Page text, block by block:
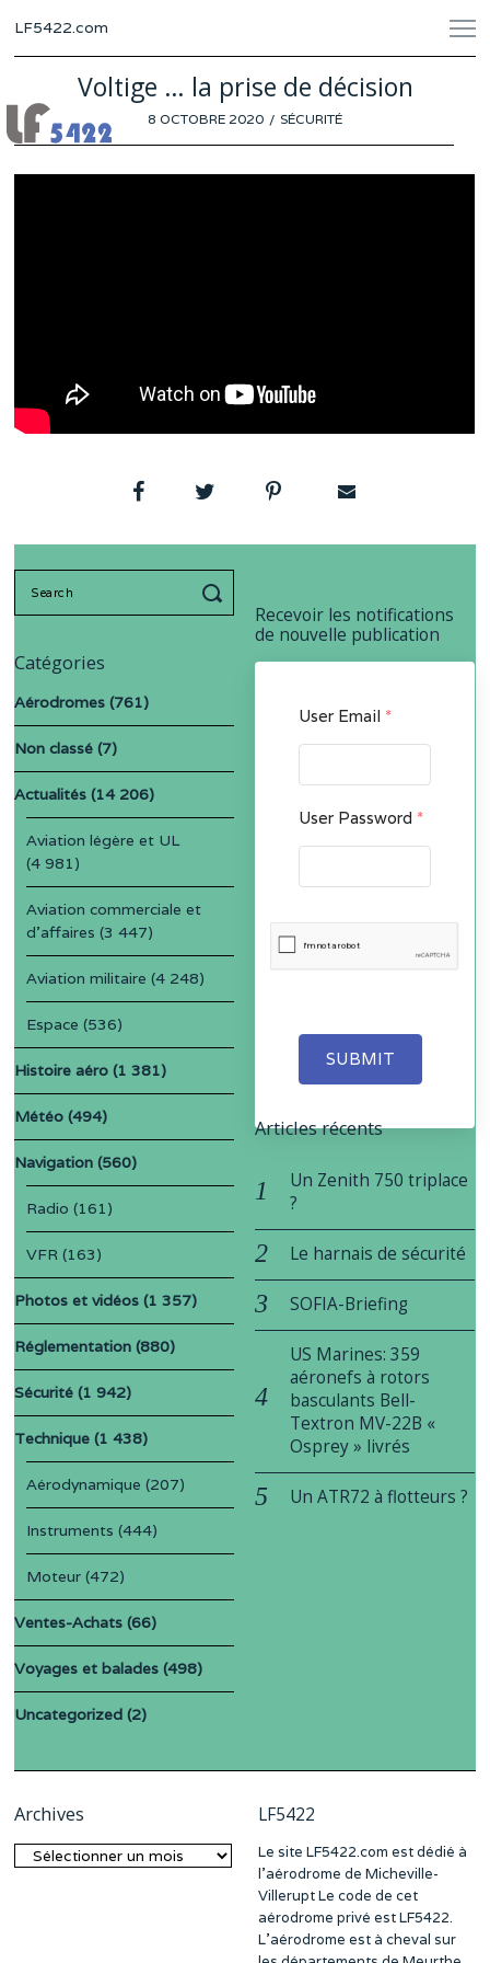
LF5422.com
Voltige … la prise de décision
POSTED
8 OCTOBRE 2020 SÉCURITÉ
Recevoir les notifications
de nouvelle publication
User Email *
User Password *
SUBMIT
Catégories
Aérodromes (761)
Non classé (7)
Actualités (14 206)
Aviation légère et UL
(4 981)
Aviation commerciale et
d'affaires (3 447)
Aviation militaire (4 248)
Espace (536)
Histoire aéro (1 381)
Météo (494)
Navigation (560)
Radio (161)
VFR (163)
Photos et vidéos (1 357)
Réglementation (880)
Sécurité (1 942)
Technique (1 438)
Aérodynamique (207)
Instruments (444)
Moteur (472)
Ventes-Achats (66)
Voyages et balades (498)
Uncategorized (2)
Articles récents
Un Zenith 750 triplace
?
Le harnais de sécurité
SOFIA-Briefing
US Marines: 359
aéronefs à rotors
basculants Bell-
Textron MV-22B «
Osprey » livrés
Un ATR72 à flotteurs ?
Archives
Archives
LF5422
Le site LF5422.com est dédié à
l’aérodrome de Micheville-
Villerupt Le code de cet
aérodrome privé est LF5422.
L’aérodrome est à cheval sur